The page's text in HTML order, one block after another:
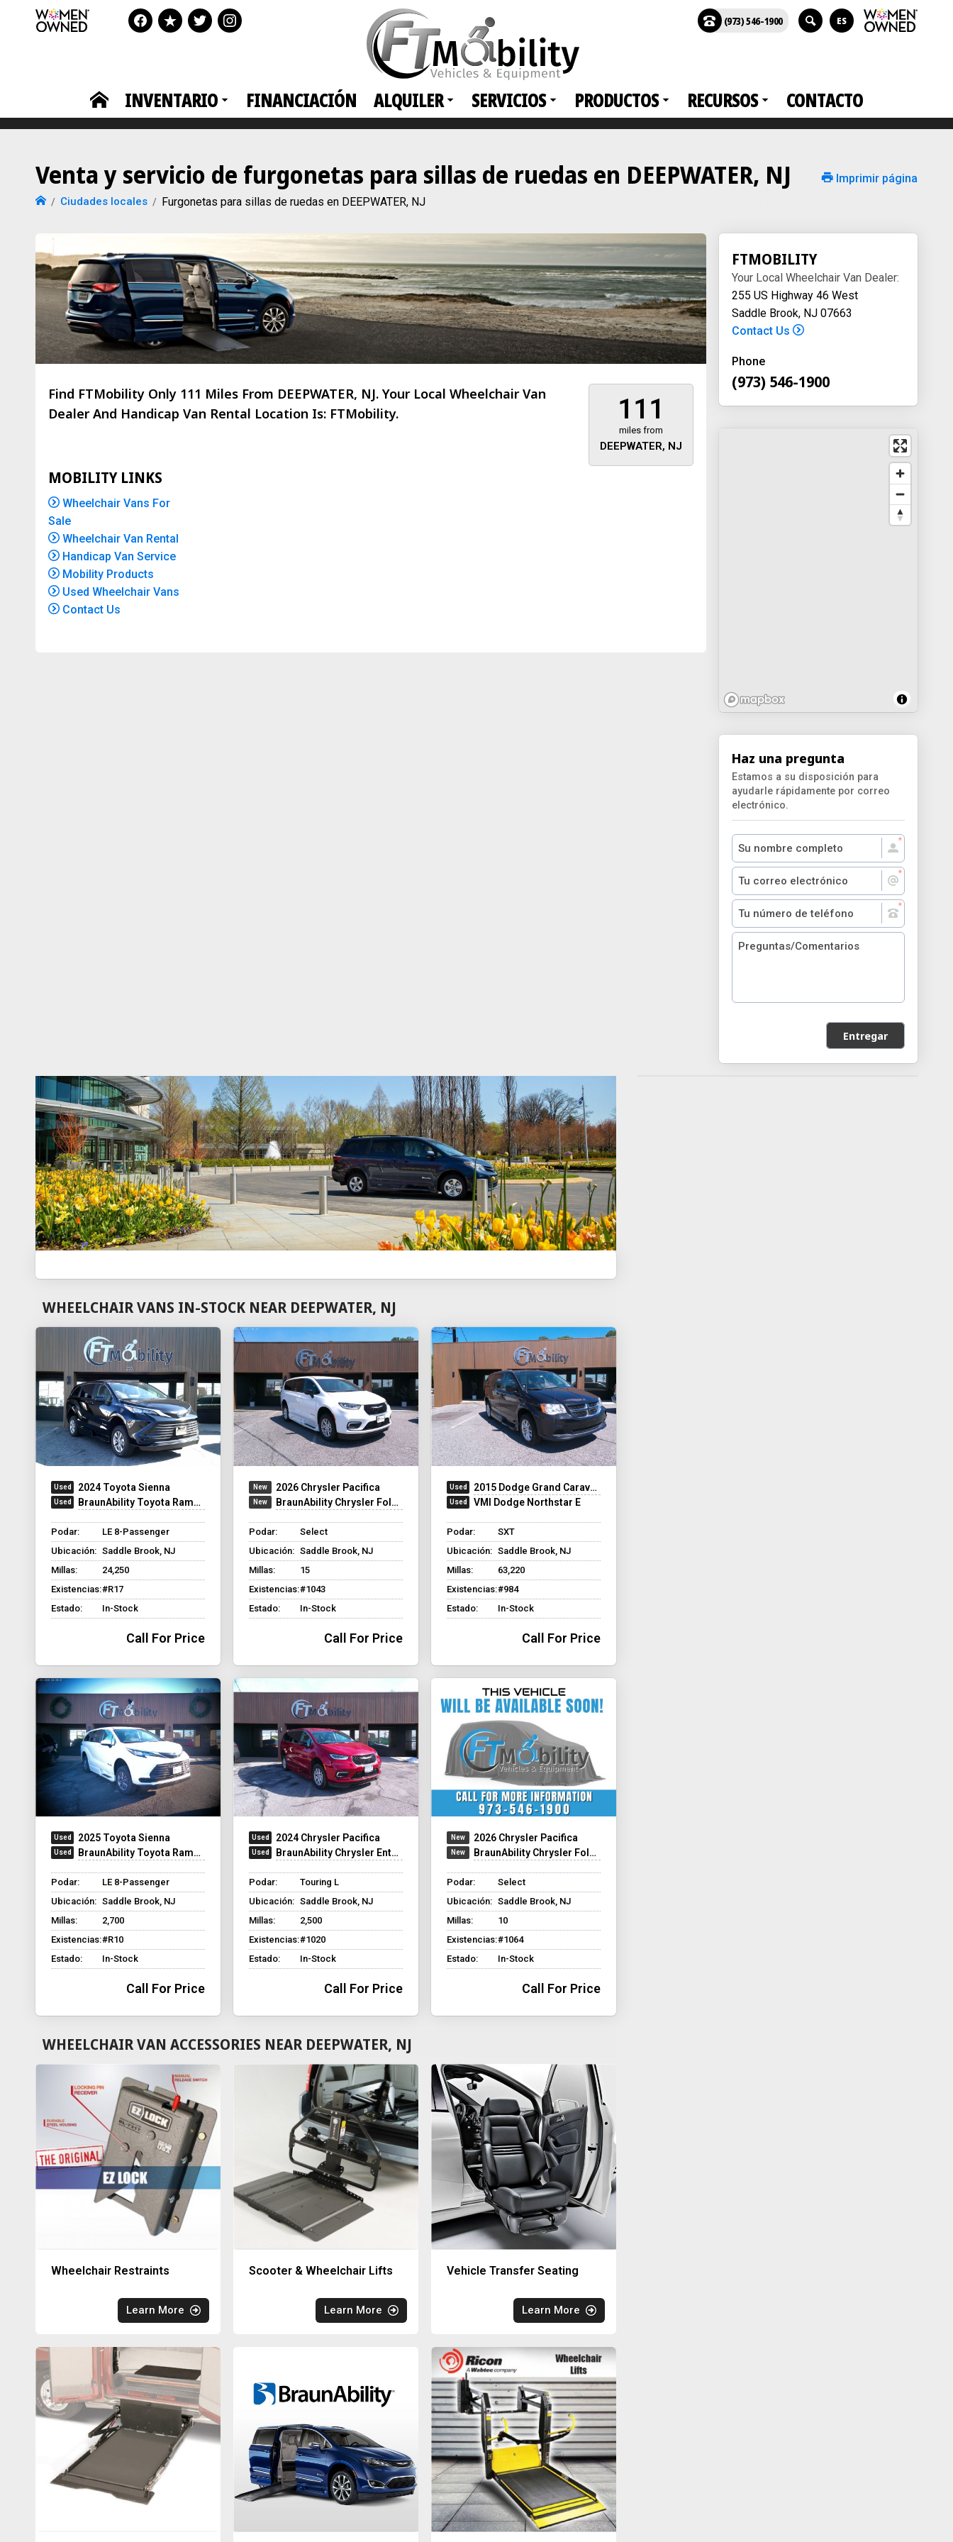
INVENTARIO FINANCIACIÓN ALQUILER SERVICIOS PRODUCTOS RECURSOS CONTACTO
(973) 546-1900 ES
Venta y servicio de furgonetas para sillas de ruedas en DEEPWATER, NJ
Ciudades locales Furgonetas para sillas de ruedas en DEEPWATER, NJ
Imprimir página
111
miles from
DEEPWATER, NJ
Find FTMobility Only 111 Miles From DEEPWATER, NJ. Your Local Wheelchair Van
Dealer And Handicap Van Rental Location Is: FTMobility.
MOBILITY LINKS
Wheelchair Vans For
Sale
Wheelchair Van Rental
Handicap Van Service
Mobility Products
Used Wheelchair Vans
Contact Us
FTMOBILITY
Your Local Wheelchair Van Dealer:
255 US Highway 46 West
Saddle Brook, NJ 07663
Contact Us
Phone
(973) 546-1900
FTMobility
About 473 miles away
Haz una pregunta
Estamos a su disposición para
ayudarle rápidamente por correo
electrónico.
Entregar
WHEELCHAIR VANS IN-STOCK NEAR DEEPWATER, NJ
2024 Toyota Sienna
BraunAbility Toyota Rampvan XT
Podar:
LE 8-Passenger
Ubicación: Saddle Brook, NJ
Millas:
24,250
Existencias:#R17
Estado:
In-Stock
Call For Price
2026 Chrysler Pacifica
BraunAbility Chrysler Foldout XT
Podar:
Select
Ubicación: Saddle Brook, NJ
Millas:
15
Existencias:#1043
Estado:
In-Stock
Call For Price
2015 Dodge Grand Caravan
VMI Dodge Northstar E
Podar:
SXT
Ubicación: Saddle Brook, NJ
Millas:
63,220
Existencias:#984
Estado:
In-Stock
Call For Price
2025 Toyota Sienna
BraunAbility Toyota Rampvan XT
Podar:
LE 8-Passenger
Ubicación: Saddle Brook, NJ
Millas:
2,700
Existencias:#R10
Estado:
In-Stock
Call For Price
2024 Chrysler Pacifica
BraunAbility Chrysler Entervan Xi Infloor
Podar:
Touring L
Ubicación: Saddle Brook, NJ
Millas:
2,500
Existencias:#1020
Estado:
In-Stock
Call For Price
2026 Chrysler Pacifica
BraunAbility Chrysler Foldout XT
Podar:
Select
Ubicación: Saddle Brook, NJ
Millas:
10
Existencias:#1064
Estado:
In-Stock
Call For Price
WHEELCHAIR VAN ACCESSORIES NEAR DEEPWATER, NJ
Wheelchair Restraints
Learn More
Scooter & Wheelchair Lifts
Learn More
Vehicle Transfer Seating
Learn More